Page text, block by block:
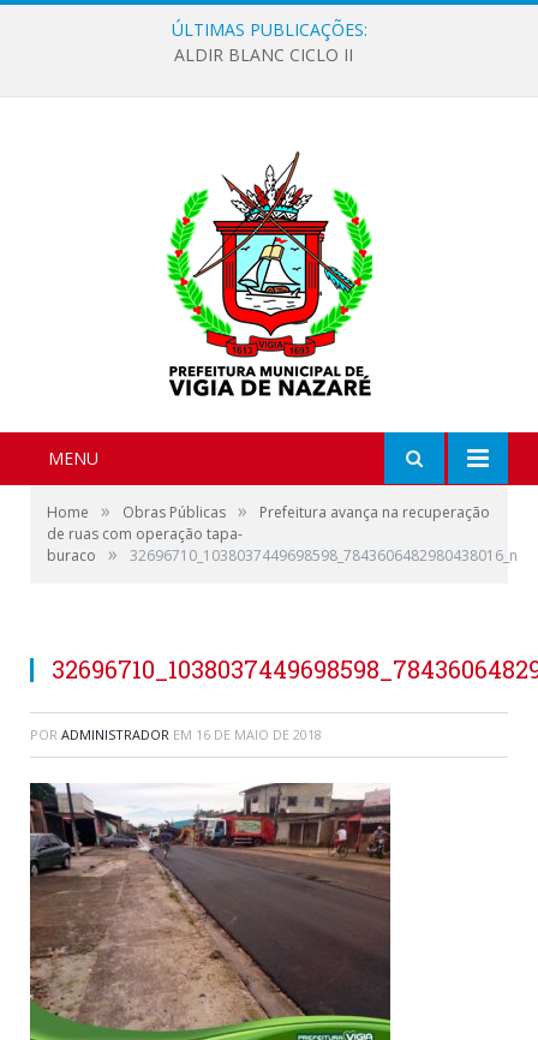
ÚLTIMAS PUBLICAÇÕES:
ALDIR BLANC CICLO II
MENU
Home » Obras Públicas »
Prefeitura avança na recuperação
de ruas com operação tapa-
buraco
» 32696710_1038037449698598_7843606482980438016_n
POR ADMINISTRADOR EM 16 DE MAIO DE 2018